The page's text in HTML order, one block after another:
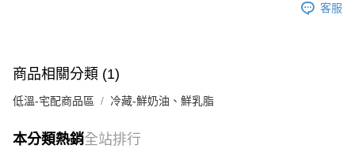
４．使用「AFTEE先享後付」時，將依據個別帳號之用戶狀況，依本公司即
時審查核予不同之上限額度；若仍有額度不足之情形，本公司將視審查結果
５．嚴禁一人註冊多個帳號或使用他人資訊註冊。若發現惡意使用之情形，
客服
商品相關分類 (1)
低溫-宅配商品區 冷藏-鮮奶油、鮮乳脂
本分類熱銷全站排行